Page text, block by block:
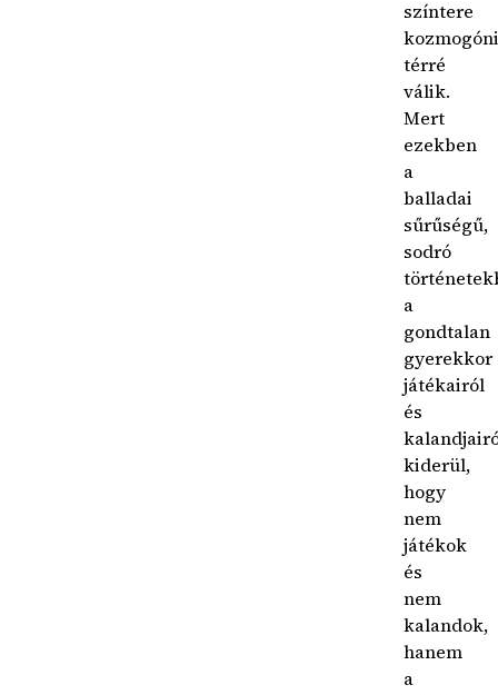
színtere
térré
válik.
Mert
ezekben
a
balladai
sűrűségű,
sodró
a
gondtalan
gyerekkor
játékairól
és
kiderül,
hogy
nem
játékok
és
nem
kalandok,
hanem
a